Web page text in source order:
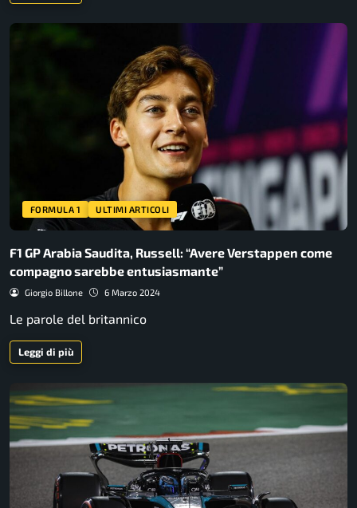
FORMULA 1 ULTIMI ARTICOLI
F1 GP Arabia Saudita, Russell: “Avere Verstappen come
compagno sarebbe entusiasmante”
Giorgio Billone 6 Marzo 2024
Le parole del britannico
Leggi di più